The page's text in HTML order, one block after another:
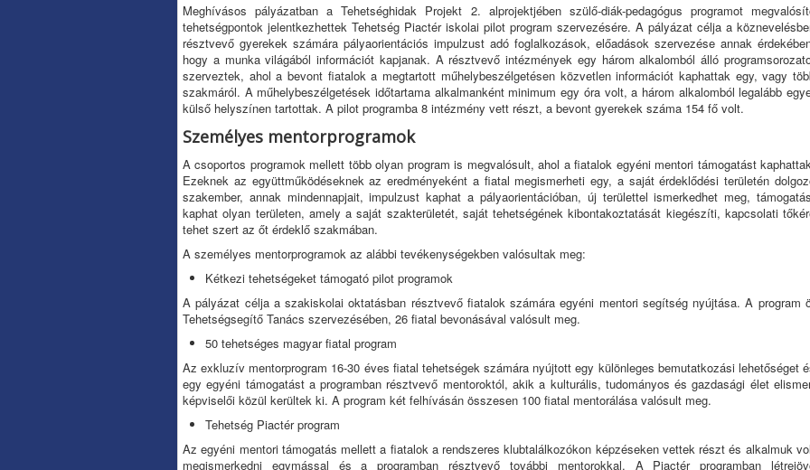
Meghívásos pályázatban a Tehetséghidak Projekt 2. alprojektjében szülő-diák-pedagógus programot
tehetségpontok jelentkezhettek Tehetség Piactér iskolai pilot program szervezésére. A pályázat célja a
résztvevő gyerekek számára pályaorientációs impulzust adó foglalkozások, előadások szervezése annak
hogy a munka világából információt kapjanak. A résztvevő intézmények egy három alkalomból álló
szerveztek, ahol a bevont fiatalok a megtartott műhelybeszélgetésen közvetlen információt kaphattak egy, vagy
szakmáról. A műhelybeszélgetések időtartama alkalmanként minimum egy óra volt, a három alkalomból legalább
külső helyszínen tartottak. A pilot programba 8 intézmény vett részt, a bevont gyerekek száma 154 fő volt.
Személyes mentorprogramok
A csoportos programok mellett több olyan program is megvalósult, ahol a fiatalok egyéni mentori támogatást
Ezeknek az együttműködéseknek az eredményeként a fiatal megismerheti egy, a saját érdeklődési területén
szakember, annak mindennapjait, impulzust kaphat a pályaorientációban, új területtel ismerkedhet meg,
kaphat olyan területen, amely a saját szakterületét, saját tehetségének kibontakoztatását kiegészíti, kapcsolati
tehet szert az őt érdeklő szakmában.
A személyes mentorprogramok az alábbi tevékenységekben valósultak meg:
Kétkezi tehetségeket támogató pilot programok
A pályázat célja a szakiskolai oktatásban résztvevő fiatalok számára egyéni mentori segítség nyújtása. A program
Tehetségsegítő Tanács szervezésében, 26 fiatal bevonásával valósult meg.
50 tehetséges magyar fiatal program
Az exkluzív mentorprogram 16-30 éves fiatal tehetségek számára nyújtott egy különleges bemutatkozási lehetőséget
egy egyéni támogatást a programban résztvevő mentoroktól, akik a kulturális, tudományos és gazdasági élet
képviselői közül kerültek ki. A program két felhívásán összesen 100 fiatal mentorálása valósult meg.
Tehetség Piactér program
Az egyéni mentori támogatás mellett a fiatalok a rendszeres klubtalálkozókon képzéseken vettek részt és alkalmuk
megismerkedni egymással és a programban résztvevő további mentorokkal. A Piactér programban